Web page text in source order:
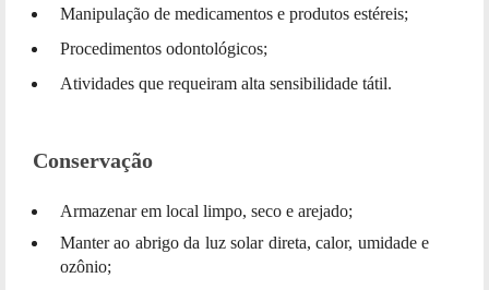
Manipulação de medicamentos e produtos estéreis;
Procedimentos odontológicos;
Atividades que requeiram alta sensibilidade tátil.
Conservação
Armazenar em local limpo, seco e arejado;
Manter ao abrigo da luz solar direta, calor, umidade e
ozônio;